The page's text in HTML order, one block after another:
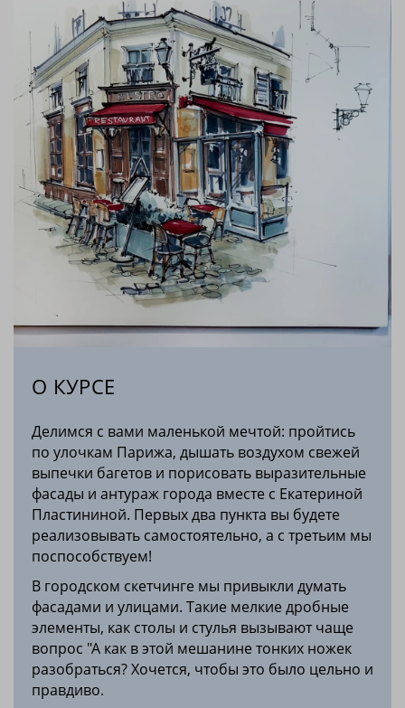
О КУРСЕ
Делимся с вами маленькой мечтой: пройтись
по улочкам Парижа, дышать воздухом свежей
выпечки багетов и порисовать выразительные
фасады и антураж города вместе с Екатериной
Пластининой. Первых два пункта вы будете
реализовывать самостоятельно, а с третьим мы
поспособствуем!
В городском скетчинге мы привыкли думать
фасадами и улицами. Такие мелкие дробные
элементы, как столы и стулья вызывают чаще
вопрос "А как в этой мешанине тонких ножек
разобраться? Хочется, чтобы это было цельно и
правдиво.